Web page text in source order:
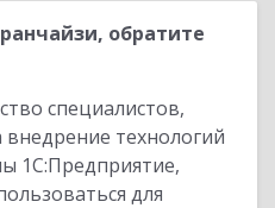
обратите
специалистов,
технологий
1С:Предприятие,
для